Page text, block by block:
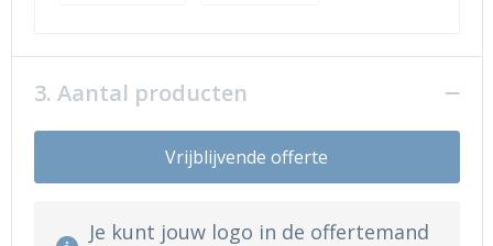
3. Aantal producten
Vrijblijvende offerte
Je kunt jouw logo in de offertemand